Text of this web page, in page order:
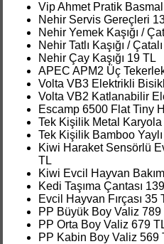
Vip Ahmet Pratik
Nehir Servis Gereçleri
Nehir Yemek Kaşığı /
Nehir Tatlı Kaşığı /
Nehir Çay Kaşığı 19 TL
APEC APM2 Üç
Volta VB3 Elektrikli
Volta VB2 Katlanabilir
Escamp 6500 Flat Tiny
Tek Kişilik Metal
Tek Kişilik Bamboo
Kiwi Haraket Sensörlü
TL
Kiwi Evcil Hayvan
Kedi Taşıma Çantası
Evcil Hayvan Fırçası 35
PP Büyük Boy Valiz 789
PP Orta Boy Valiz 679
PP Kabin Boy Valiz 569